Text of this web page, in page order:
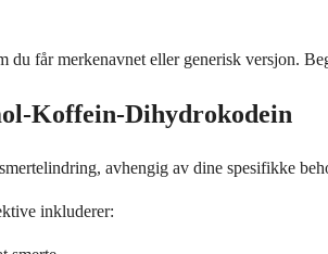
du får merkenavnet eller generisk versjon.
Koffein-Dihydrokodein
avhengig av dine spesifikke
inkluderer: